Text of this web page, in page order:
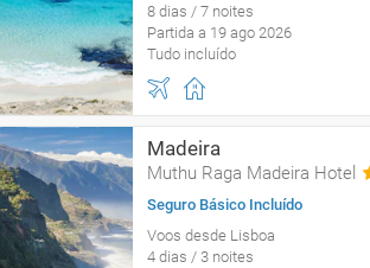
8 dias / 7 noites
Partida a 19 ago 2026
Tudo incluído
Madeira
Muthu Raga Madeira Hotel
Seguro Básico Incluído
Voos desde Lisboa
4 dias / 3 noites